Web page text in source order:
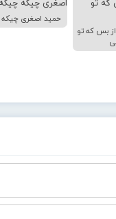
بس که تو
حمید اصغری